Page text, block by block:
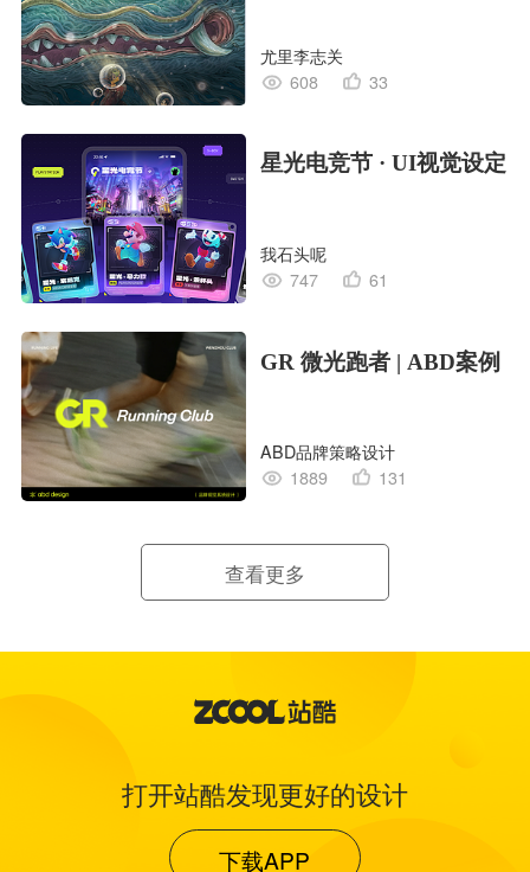
尤里李志关
608
33
星光电竞节 · UI视觉设定
我石头呢
747
61
GR 微光跑者 | ABD案例
ABD品牌策略设计
1889
131
查看更多
打开站酷发现更好的设计
下载APP